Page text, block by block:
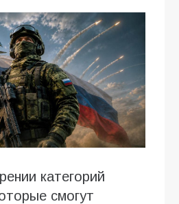
категорий
смогут